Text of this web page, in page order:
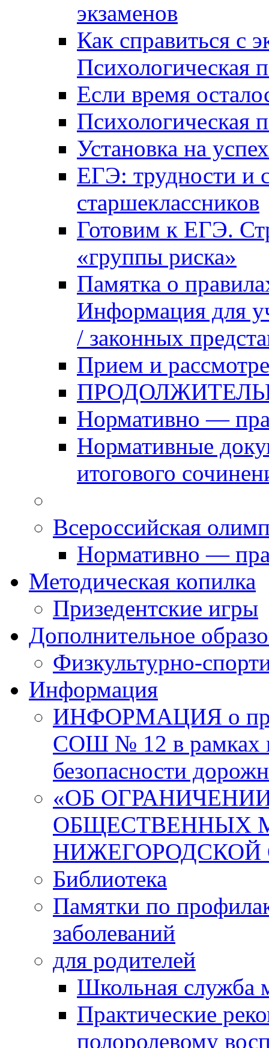
экзаменов
Как справиться с
Психологическая
Если время
Психологическая
Установка на успех
ЕГЭ: трудности и
старшеклассников
Готовим к ЕГЭ.
«группы риска»
Памятка о
Информация для
/ законных
Прием и
Нормативно —
Нормативные
итогового
Всероссийская
Нормативно —
Методическая копилка
Призедентские игры
Дополнительное
Физкультурно-
Информация
ИНФОРМАЦИЯ о
СОШ № 12 в рамках
безопасности
«ОБ
ОБЩЕСТВЕННЫХ
НИЖЕГОРОДСКОЙ
Библиотека
Памятки по
заболеваний
для родителей
Школьная служба
Практические
полоролевому